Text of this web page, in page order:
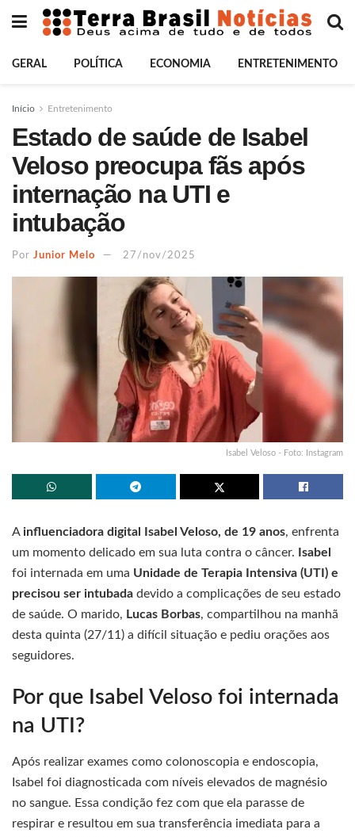
GERAL POLÍTICA ECONOMIA ENTRETENIMENTO
Início Entretenimento
Estado de saúde de Isabel
Veloso preocupa fãs após
internação na UTI e
intubação
Por Junior Melo 27/nov/2025
Isabel Veloso - Foto: Instagram
A influenciadora digital Isabel Veloso, de 19 anos, enfrenta
um momento delicado em sua luta contra o câncer.
Isabel
foi internada em uma Unidade de Terapia Intensiva (UTI) e
precisou ser intubada devido a complicações de seu estado
de saúde. O marido, Lucas Borbas, compartilhou na manhã
desta quinta (27/11) a difícil situação e pediu orações aos
seguidores.
Por que Isabel Veloso foi internada
na UTI?
Após realizar exames como colonoscopia e endoscopia,
Isabel foi diagnosticada com níveis elevados de magnésio
no sangue. Essa condição fez com que ela parasse de
respirar e resultou em sua transferência imediata para a